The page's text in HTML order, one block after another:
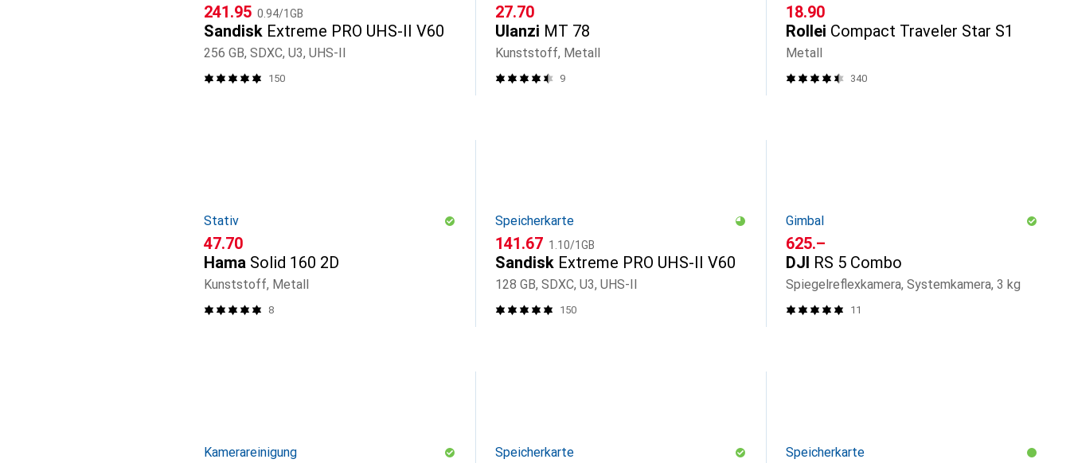
CHF
241.95 CHF
0.94/1GB
Sandisk Extreme PRO UHS-II V60
256 GB, SDXC, U3, UHS-II
150
CHF
27.70
Ulanzi MT 78
Kunststoff, Metall
9
CHF
18.90
Rollei Compact Traveler Star S1
Metall
340
Stativ
CHF
47.70
Hama Solid 160 2D
Kunststoff, Metall
8
Speicherkarte
CHF
141.67 CHF
1.10/1GB
Sandisk Extreme PRO UHS-II V60
128 GB, SDXC, U3, UHS-II
150
Gimbal
CHF
625.–
DJI RS 5 Combo
Spiegelreflexkamera, Systemkamera, 3 kg
11
Kamerareinigung Speicherkarte Speicherkarte